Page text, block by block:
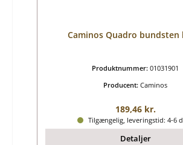
Caminos Quadro bundsten
Produktnummer: 01031901
Producent: Caminos
Almindelig pris:
189,46 kr.
Tilgængelig, leveringstid: 4-6
Detaljer